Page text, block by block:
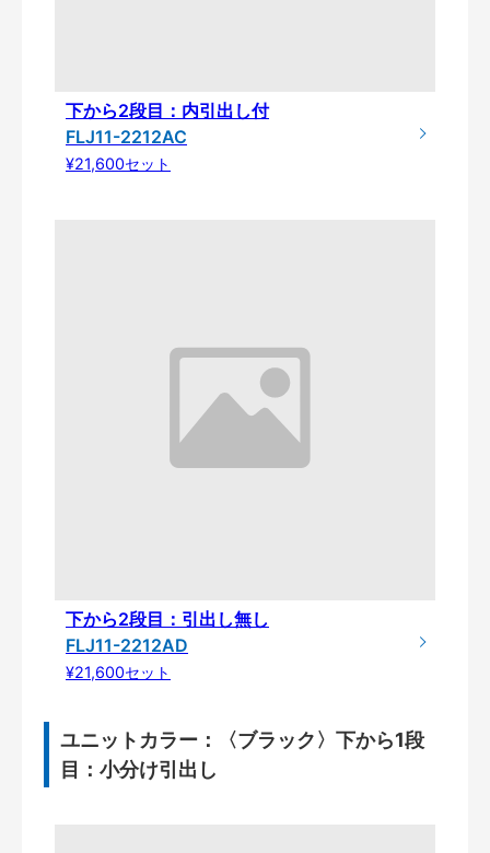
下から2段目：内引出し付
FLJ11-2212AC
¥21,600セット
下から2段目：引出し無し
FLJ11-2212AD
¥21,600セット
ユニットカラー：〈ブラック〉下から1段
目：小分け引出し